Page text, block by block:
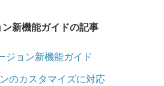
新機能ガイドの記事
ジョン新機能ガイド
のカスタマイズに対応